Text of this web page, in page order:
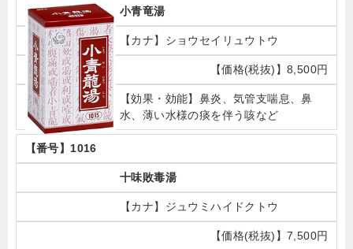
小青竜湯
ショウセイリュウトウ
8,500円
鼻炎、気管支喘息、鼻
水、薄い水様の痰を伴う咳など
1016
十味敗毒湯
ジュウミハイドクトウ
7,500円